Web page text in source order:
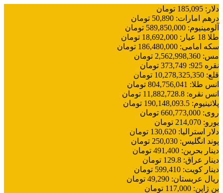
دلار :
185,095 تومان
درهم امارات:
50,890 تومان
آلومینیوم:
589,850,000 تومان
طلا 18 عیار
:
18,692,000 تومان
سکه امامی:
186,480,000 تومان
مس:
2,562,998,360 تومان
نقره 925
:
373,749 تومان
قلع:
10,278,325,350 تومان
انس طلا:
804,756,041 تومان
انس نقره:
11,882,728.8 تومان
پلاتینیوم:
190,148,093.5 تومان
روی:
660,773,000 تومان
یورو:
214,070 تومان
دلار استرالیا:
130,620 تومان
پوند انگلیس:
250,030 تومان
دینار بحرین:
491,400 تومان
دینار عراق:
129.8 تومان
دینار کویت:
599,410 تومان
ریال عربستان:
49,290 تومان
ین ژاپن:
117,000 تومان